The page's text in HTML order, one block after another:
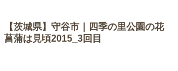
【茨城県】守谷市｜四季の里公園の花
菖蒲は見頃2015_3回目